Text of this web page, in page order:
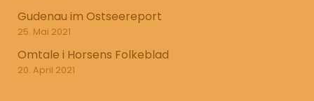
Gudenau im Ostseereport
25. Mai 2021
Omtale i Horsens Folkeblad
20. April 2021